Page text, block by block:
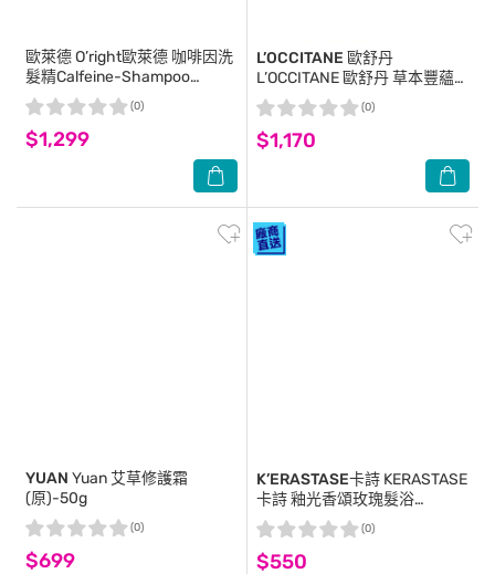
歐萊德O’right歐萊德 咖啡因洗
髮精Calfeine-Shampoo
1000ml
$1,299
(0)
L’OCCITANE 歐舒丹
L’OCCITANE 歐舒丹 草本豐蘊養
髮精華(50ml)-國際航空版
$1,170
(0)
YUAN Yuan 艾草修護霜
(原)-50g
$699
(0)
K’ERASTASE卡詩 KERASTASE
卡詩 釉光香頌玫瑰髮浴
(80ml)X2-國際航空版
$550
(0)